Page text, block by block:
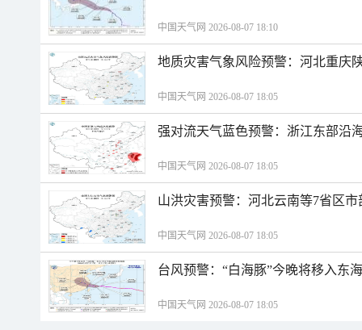
中国天气网 2026-08-07 18:10
地质灾害气象风险预警：河北重庆
中国天气网 2026-08-07 18:05
强对流天气蓝色预警：浙江东部沿
中国天气网 2026-08-07 18:05
山洪灾害预警：河北云南等7省区
中国天气网 2026-08-07 18:05
台风预警：“白海豚”今晚将移入东
中国天气网 2026-08-07 18:05